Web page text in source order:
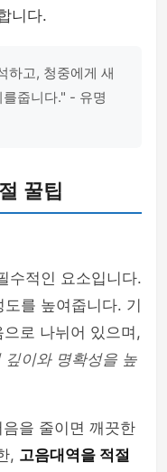
니다.
하고, 청중에게 새
줍니다." - 유명
꿀팁
수적인 요소입니다.
를 높여줍니다. 기
로 나뉘어 있으며,
깊이와 명확성을 높
을 줄이면 깨끗한
, 고음대역을 적절